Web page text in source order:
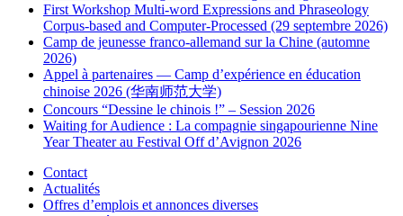
First Workshop Multi-word Expressions and Phraseology
Corpus-based and Computer-Processed (29 septembre 2026)
Camp de jeunesse franco-allemand sur la Chine (automne
2026)
Appel à partenaires — Camp d’expérience en éducation
chinoise 2026 (华南师范大学)
Concours “Dessine le chinois !” – Session 2026
Waiting for Audience : La compagnie singapourienne Nine
Year Theater au Festival Off d’Avignon 2026
Contact
Actualités
Offres d’emplois et annonces diverses